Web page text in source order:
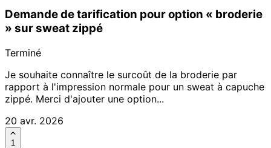
Demande de tarification pour option « broderie
» sur sweat zippé
Terminé
Je souhaite connaître le surcoût de la broderie par
rapport à l'impression normale pour un sweat à capuche
zippé. Merci d'ajouter une option...
20 avr. 2026
1